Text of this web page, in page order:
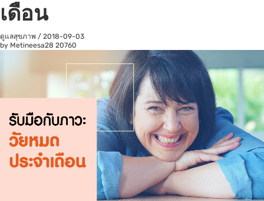
เดือน
ดูแลสุขภาพ / 2018-09-03
by Metineesa28 20760